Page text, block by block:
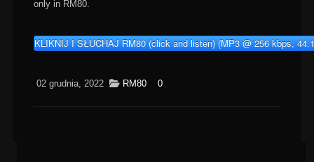
only in RM80.
KLIKNIJ I SŁUCHAJ RM80 (click and listen) (MP3 @ 256 kbps,
02 grudnia, 2022 RM80 0